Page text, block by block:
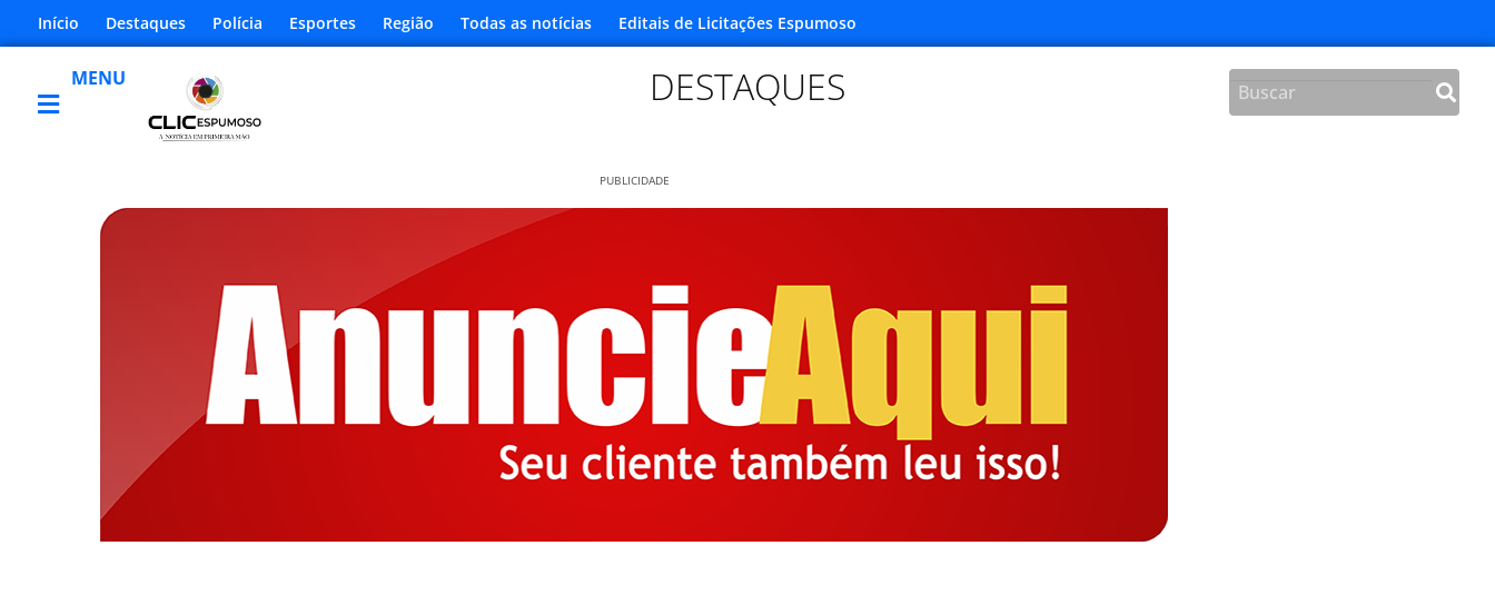
Início Destaques Polícia Esportes Região Todas as notícias Editais de Licitações Espumoso
MENU DESTAQUES
PUBLICIDADE